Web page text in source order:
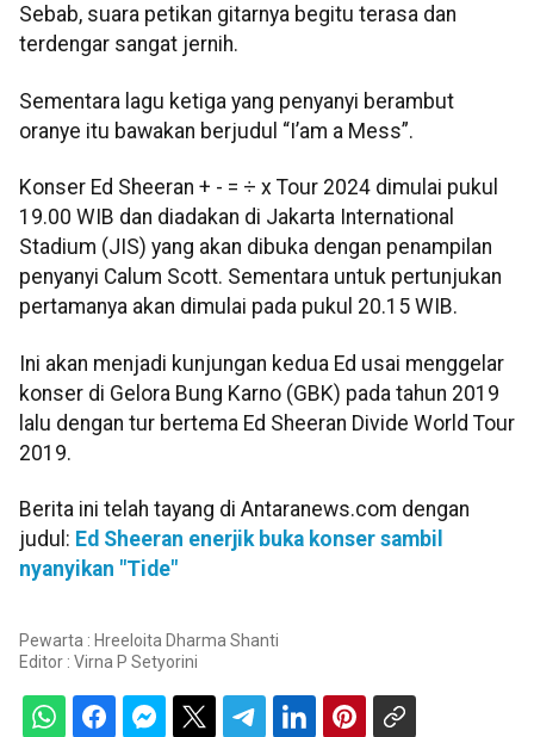
Sebab, suara petikan gitarnya begitu terasa dan
terdengar sangat jernih.
Sementara lagu ketiga yang penyanyi berambut
oranye itu bawakan berjudul “I’am a Mess”.
Konser Ed Sheeran + - = ÷ x Tour 2024 dimulai pukul
19.00 WIB dan diadakan di Jakarta International
Stadium (JIS) yang akan dibuka dengan penampilan
penyanyi Calum Scott. Sementara untuk pertunjukan
pertamanya akan dimulai pada pukul 20.15 WIB.
Ini akan menjadi kunjungan kedua Ed usai menggelar
konser di Gelora Bung Karno (GBK) pada tahun 2019
lalu dengan tur bertema Ed Sheeran Divide World Tour
2019.
Berita ini telah tayang di Antaranews.com dengan
judul: Ed Sheeran enerjik buka konser sambil
nyanyikan "Tide"
Pewarta : Hreeloita Dharma Shanti
Editor : Virna P Setyorini